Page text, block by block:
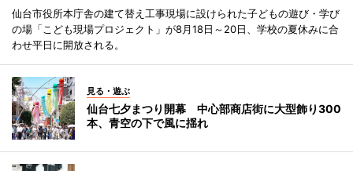
仙台市役所本庁舎の建て替え工事現場に設けられた子どもの遊び・学び
の場「こども現場プロジェクト」が8月18日～20日、学校の夏休みに合
わせ平日に開放される。
見る・遊ぶ
仙台七夕まつり開幕 中心部商店街に大型飾り300
本、青空の下で風に揺れ